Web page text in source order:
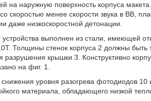
на наружную поверхность корпуса
скоростью менее скорости звука в ВВ,
даже низкоскоростной детонации.
устройства выполнен из стали, имеющей
Толщины стенок корпуса 2 должны
разрушения крышки 3. Конструктивно
на фиг. 1.
уровня разогрева фотодиодов 10
материала, обладающего низкой